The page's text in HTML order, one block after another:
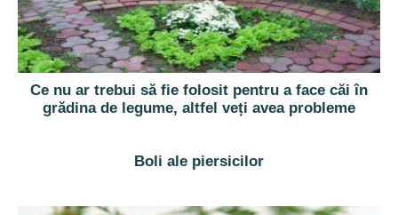
Ce nu ar trebui să fie folosit pentru a face căi în
grădina de legume, altfel veți avea probleme
Boli ale piersicilor